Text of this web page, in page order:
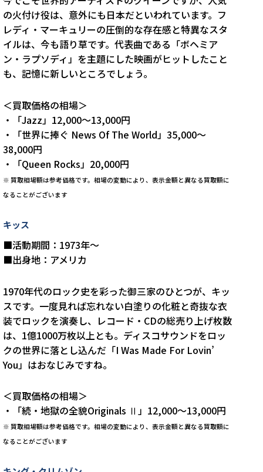
の火付け役は、意外にも日本だといわれています。フ
レディ・マーキュリーの圧倒的な存在感と特異なスタ
イルは、今も語り草です。代表曲である「ボヘミア
ン・ラプソディ」を主題にした映画がヒットしたこと
も、記憶に新しいところでしょう。
＜買取価格の相場＞
・「Jazz」12,000～13,000円
・「世界に捧ぐ News Of The World」35,000～
38,000円
・「Queen Rocks」20,000円
※ 買取相場額は参考価格です。相場の変動により、表示金額と異なる買取額に
なることがございます
キッス
■活動期間：1973年～
■出身地：アメリカ
1970年代のロック史を彩った御三家のひとつが、キッ
スです。一度見れば忘れない白塗りの化粧と奇抜な衣
装でロックを演奏し、レコード・CDの総売り上げ枚数
は、1億1000万枚以上とも。ディスコサウンドをロッ
クの世界に落とし込んだ「I Was Made For Lovin’
You」はおなじみですね。
＜買取価格の相場＞
・「続・地獄の全貌Originals Ⅱ」12,000～13,000円
※ 買取相場額は参考価格です。相場の変動により、表示金額と異なる買取額に
なることがございます